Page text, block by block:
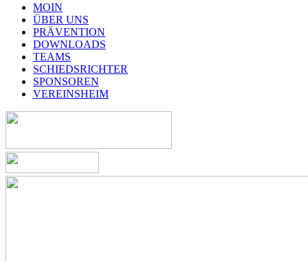
MOIN
ÜBER UNS
PRÄVENTION
DOWNLOADS
TEAMS
SCHIEDSRICHTER
SPONSOREN
VEREINSHEIM